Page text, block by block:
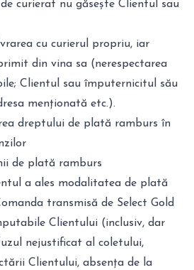
curierat nu găsește Clientul sau
cu curierul propriu, iar
din vina sa (nerespectarea
Clientul sau împuternicitul său
menționată etc.).
dreptului de plată ramburs în
de plată ramburs
a ales modalitatea de plată
transmisă de Select Gold
Clientului (inclusiv, dar
nejustificat al coletului,
Clientului, absența de la